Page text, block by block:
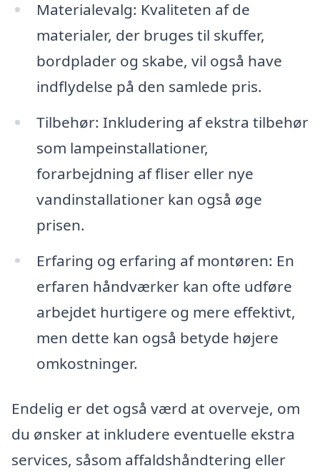
Materialevalg: Kvaliteten af de
materialer, der bruges til skuffer,
bordplader og skabe, vil også have
indflydelse på den samlede pris.
Tilbehør: Inkludering af ekstra tilbehør
som lampeinstallationer,
forarbejdning af fliser eller nye
vandinstallationer kan også øge
prisen.
Erfaring og erfaring af montøren: En
erfaren håndværker kan ofte udføre
arbejdet hurtigere og mere effektivt,
men dette kan også betyde højere
omkostninger.
Endelig er det også værd at overveje, om
du ønsker at inkludere eventuelle ekstra
services, såsom affaldshåndtering eller